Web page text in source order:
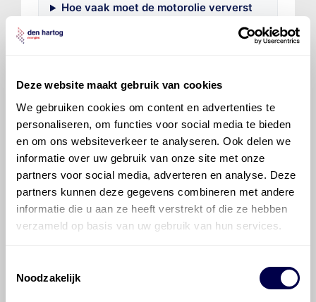
Deze website maakt gebruik van cookies
We gebruiken cookies om content en advertenties te
personaliseren, om functies voor social media te bieden
en om ons websiteverkeer te analyseren. Ook delen we
informatie over uw gebruik van onze site met onze
partners voor social media, adverteren en analyse. Deze
partners kunnen deze gegevens combineren met andere
informatie die u aan ze heeft verstrekt of die ze hebben
verzameld op basis van uw gebruik van hun services.
Noodzakelijk
Hoe vaak moet de motorolie ververst
Focus Mk III is productadvies
©OlyslagerAlle rechten voorbehouden. Deze
informatie mag noch geheel noch gedeeltelijk worden
voorafgaande schriftelijke toestemming van Olyslager
Organisation B.V. Hoewel alles in het werk is gesteld